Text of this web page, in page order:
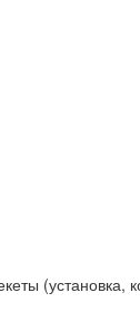
(установка,